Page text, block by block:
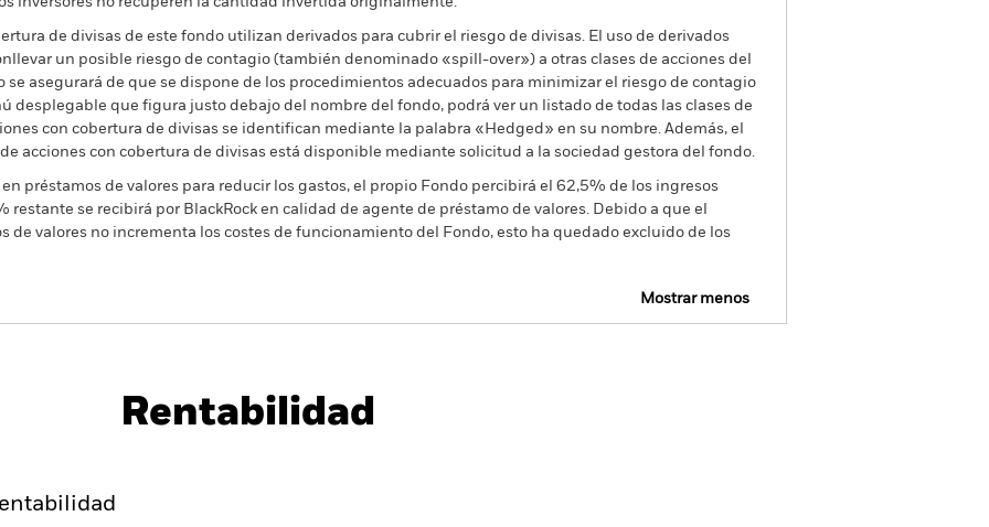
de divisas de este fondo utilizan derivados para cubrir el riesgo de divisas. El uso de derivados
un posible riesgo de contagio (también denominado «spill-over») a otras clases de acciones del
se asegurará de que se dispone de los procedimientos adecuados para minimizar el riesgo de contagio
desplegable que figura justo debajo del nombre del fondo, podrá ver un listado de todas las clases de
con cobertura de divisas se identifican mediante la palabra «Hedged» en su nombre. Además, el
acciones con cobertura de divisas está disponible mediante solicitud a la sociedad gestora del fondo.
préstamos de valores para reducir los gastos, el propio Fondo percibirá el 62,5% de los ingresos
restante se recibirá por BlackRock en calidad de agente de préstamo de valores. Debido a que el
de valores no incrementa los costes de funcionamiento del Fondo, esto ha quedado excluido de los
Mostrar menos
Download
Rentabilidad